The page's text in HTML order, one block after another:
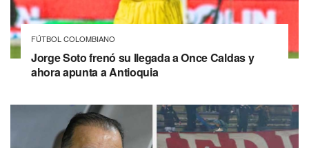
FÚTBOL COLOMBIANO
Jorge Soto frenó su llegada a Once Caldas y
ahora apunta a Antioquia